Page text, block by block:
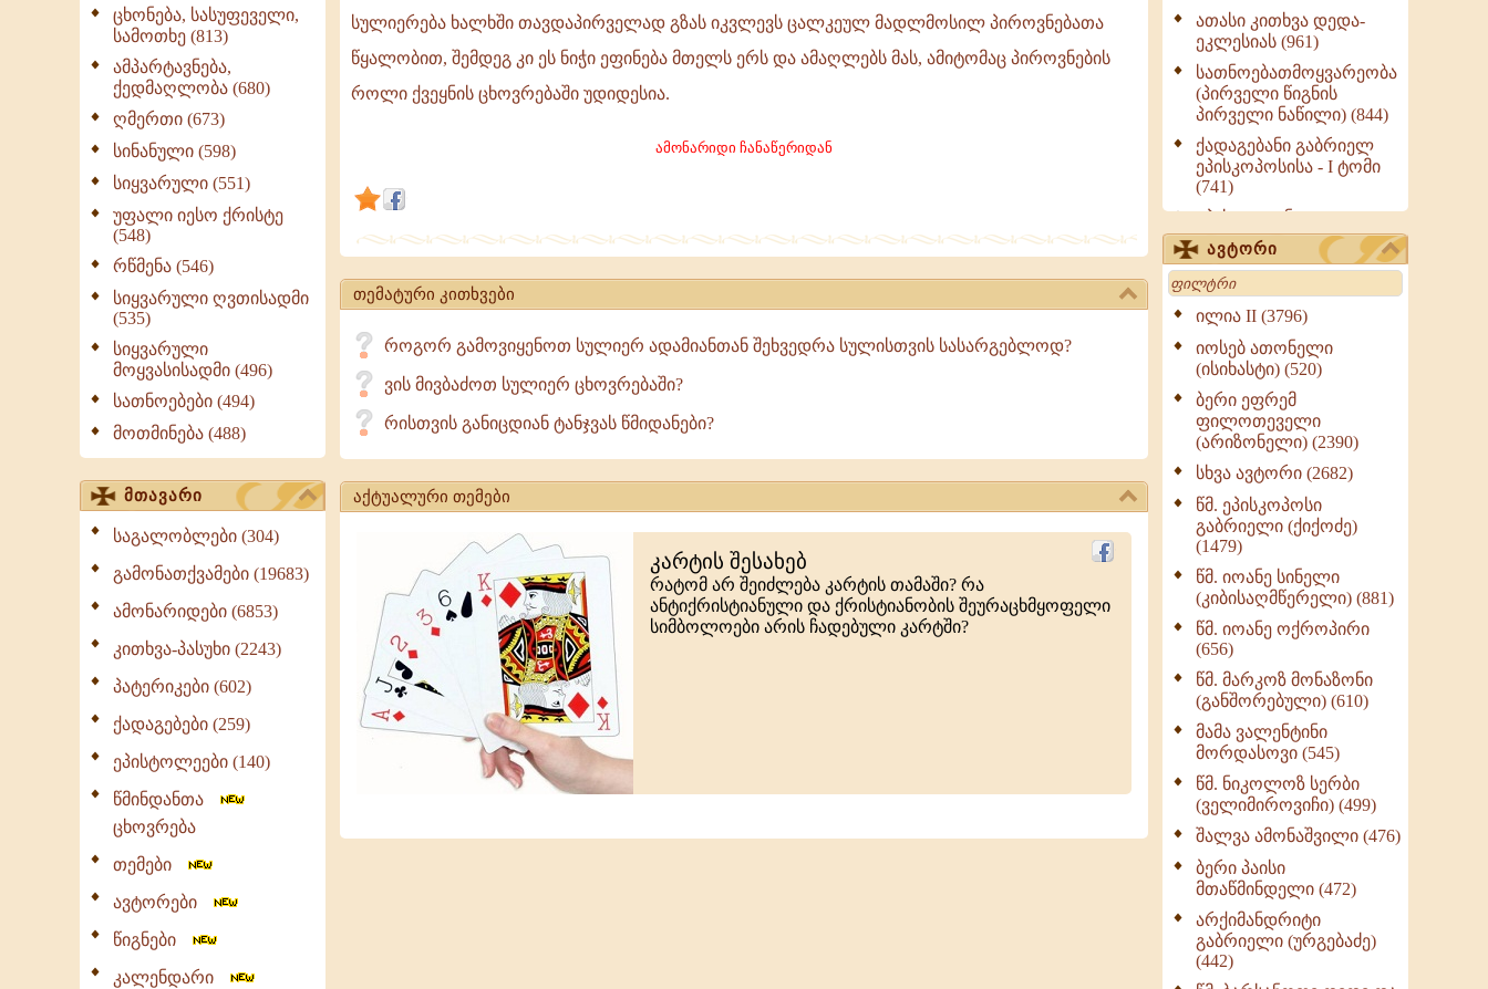
ცხონება, სასუფეველი,
სამოთხე (813)
ამპარტავნება,
ქედმაღლობა (680)
ღმერთი (673)
სინანული (598)
სიყვარული (551)
უფალი იესო ქრისტე
(548)
რწმენა (546)
სიყვარული ღვთისადმი
(535)
სიყვარული
მოყვასისადმი (496)
სათნოებები (494)
მოთმინება (488)
მთავარი
საგალობლები (304)
გამონათქვამები (19683)
ამონარიდები (6853)
კითხვა-პასუხი (2243)
პატერიკები (602)
ქადაგებები (259)
ეპისტოლეები (140)
წმინდანთა
ცხოვრება
თემები
ავტორები
წიგნები
კალენდარი
უდიდესია!
სულიერება ხალხში თავდაპირველად გზას იკვლევს ცალკეულ მადლმოსილ პიროვნებათა
წყალობით, შემდეგ კი ეს ნიჭი ეფინება მთელს ერს და ამაღლებს მას, ამიტომაც პიროვნების
როლი ქვეყნის ცხოვრებაში უდიდესია.
ამონარიდი ჩანაწერიდან
თემატური კითხვები
როგორ გამოვიყენოთ სულიერ ადამიანთან შეხვედრა სულისთვის სასარგებლოდ?
ვის მივბაძოთ სულიერ ცხოვრებაში?
რისთვის განიცდიან ტანჯვას წმიდანები?
აქტუალური თემები
კარტის შესახებ
რატომ არ შეიძლება კარტის თამაში? რა
ანტიქრისტიანული და ქრისტიანობის შეურაცხმყოფელი
სიმბოლოები არის ჩადებული კარტში?
ათასი კითხვა დედა-
ეკლესიას (961)
სათნოებათმოყვარეობა
(პირველი წიგნის
პირველი ნაწილი) (844)
ქადაგებანი გაბრიელ
ეპისკოპოსისა - I ტომი
(741)
ეპისტოლენი,
ქადაგებანი, სიტყვანი
(ნაწილი III) (723)
მოძღვრის ძალზე
სასარგებლო რჩევები
მრევლისათვის (545)
Wisdomge (514)
ქადაგებანი გაბრიელ
ეპისკოპოსისა - II ტომი
(370)
სულიერი ცხოვრების
სახელმძღვანელო -
ნაწილი II (369)
ღმერთი და ადამიანები
(287)
ბერის დიადემა (278)
მონაზვნური
გამოცდილების
ოთხი ასეული თავი
სიყვარულის შესახებ
(259)
ავტორი
Search
ილია II (3796)
იოსებ ათონელი
(ისიხასტი) (520)
ბერი ეფრემ
ფილოთეველი
(არიზონელი) (2390)
სხვა ავტორი (2682)
წმ. ეპისკოპოსი
გაბრიელი (ქიქოძე)
(1479)
წმ. იოანე სინელი
(კიბისაღმწერელი) (881)
წმ. იოანე ოქროპირი
(656)
წმ. მარკოზ მონაზონი
(განშორებული) (610)
მამა ვალენტინი
მორდასოვი (545)
წმ. ნიკოლოზ სერბი
(ველიმიროვიჩი) (499)
შალვა ამონაშვილი (476)
ბერი პაისი
მთაწმინდელი (472)
არქიმანდრიტი
გაბრიელი (ურგებაძე)
(442)